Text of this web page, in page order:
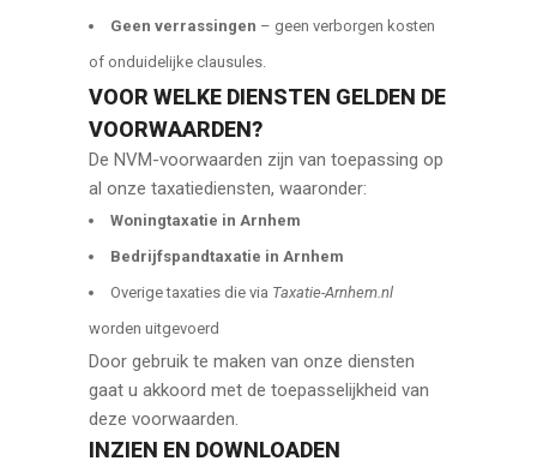
Geen verrassingen – geen verborgen kosten
of onduidelijke clausules.
VOOR WELKE DIENSTEN GELDEN DE
VOORWAARDEN?
De NVM-voorwaarden zijn van toepassing op
al onze taxatiediensten, waaronder:
Woningtaxatie in Arnhem
Bedrijfspandtaxatie in Arnhem
Overige taxaties die via Taxatie-Arnhem.nl
worden uitgevoerd
Door gebruik te maken van onze diensten
gaat u akkoord met de toepasselijkheid van
deze voorwaarden.
INZIEN EN DOWNLOADEN